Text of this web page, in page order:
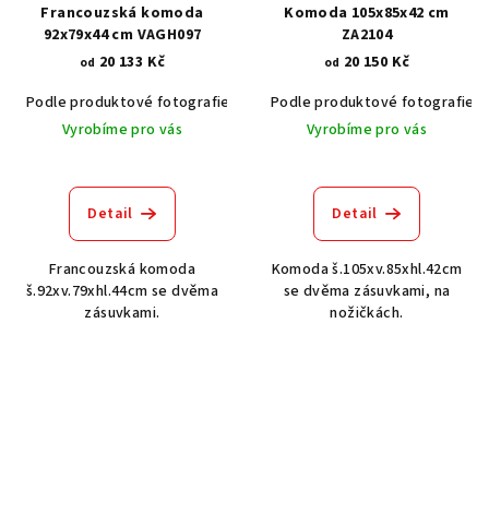
Francouzská komoda
92x79x44 cm VAGH097
od 20 133 Kč
Podle produktové fotografie
Akát vintage BT1551
Dub světlý
Vyrobíme pro vás
Detail
Francouzská komoda
š.92xv.79xhl.44cm se dvěma
zásuvkami.
Komoda 105x85x42 cm
ZA2104
od 20 150 Kč
Podle produktové fotografie
Vyrobíme pro vás
Detail
Komoda š.105xv.85xhl.42cm
se dvěma zásuvkami, na
nožičkách.